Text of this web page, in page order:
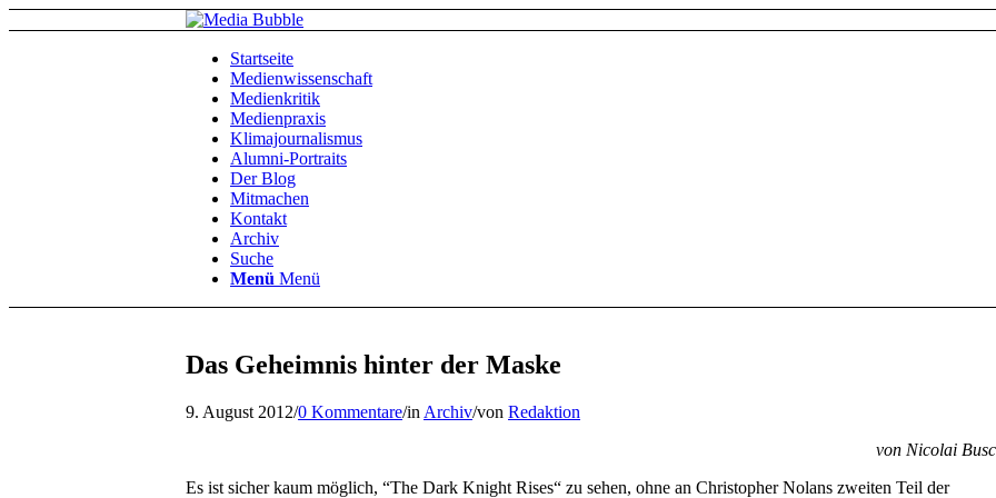
Startseite
Medienwissenschaft
Medienkritik
Medienpraxis
Klimajournalismus
Alumni-Portraits
Der Blog
Mitmachen
Kontakt
Archiv
Suche
Menü Menü
Das Geheimnis hinter der Maske
9. August 2012/0 Kommentare/in Archiv/von Redaktion
von Nicolai
Es ist sicher kaum möglich, “The Dark Knight Rises“ zu sehen, ohne an Christopher Nolans zweiten Teil der